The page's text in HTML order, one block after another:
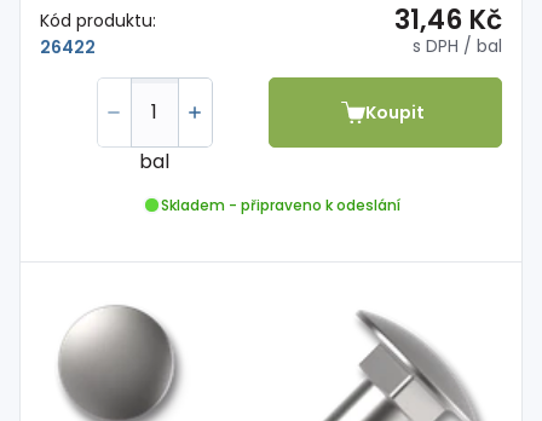
Kód produktu:
26422
31,46 Kč
s DPH / bal
bal
Koupit
Skladem - připraveno k odeslání